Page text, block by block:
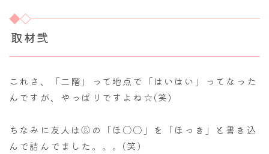
取材弐
これさ、「二階」って地点で「はいはい」ってなった
んですが、やっぱりですよね☆(笑)
ちなみに友人は②の「ほ〇〇」を「ほっき」と書き込
んで詰んでました。。。(笑)